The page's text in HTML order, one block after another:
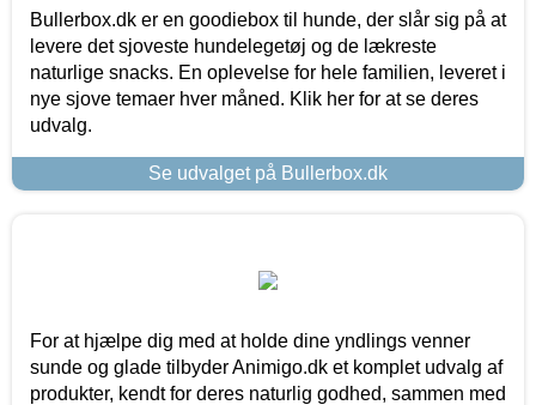
Bullerbox.dk er en goodiebox til hunde, der slår sig på at
levere det sjoveste hundelegetøj og de lækreste
naturlige snacks. En oplevelse for hele familien, leveret i
nye sjove temaer hver måned. Klik her for at se deres
udvalg.
Se udvalget på Bullerbox.dk
For at hjælpe dig med at holde dine yndlings venner
sunde og glade tilbyder Animigo.dk et komplet udvalg af
produkter, kendt for deres naturlig godhed, sammen med